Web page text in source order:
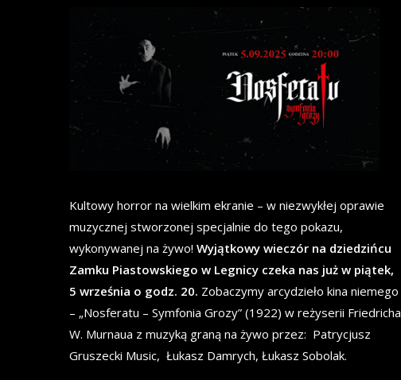
Kultowy horror na wielkim ekranie – w niezwykłej oprawie
muzycznej stworzonej specjalnie do tego pokazu,
wykonywanej na żywo! Wyjątkowy wieczór na dziedzińcu
Zamku Piastowskiego w Legnicy czeka nas już w piątek,
5 września o godz. 20. Zobaczymy arcydzieło kina niemego
– „Nosferatu – Symfonia Grozy” (1922) w reżyserii Friedricha
W. Murnaua z muzyką graną na żywo przez: Patrycjusz
Gruszecki Music, Łukasz Damrych, Łukasz Sobolak.